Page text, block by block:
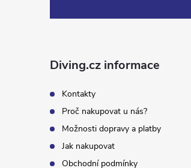
Diving.cz informace
Kontakty
Proč nakupovat u nás?
Možnosti dopravy a platby
Jak nakupovat
Obchodní podmínky